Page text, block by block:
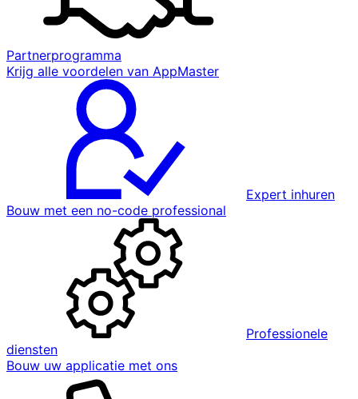
Partnerprogramma
Krijg alle voordelen van AppMaster
Expert inhuren
Bouw met een no-code professional
Professionele
diensten
Bouw uw applicatie met ons